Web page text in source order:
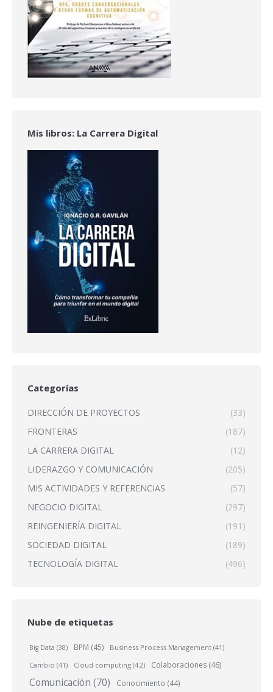
Mis libros: La Carrera Digital
Categorías
DIRECCIÓN DE PROYECTOS
(33)
FRONTERAS
(187)
LA CARRERA DIGITAL
(12)
LIDERAZGO Y COMUNICACIÓN
(205)
MIS ACTIVIDADES Y REFERENCIAS
(57)
NEGOCIO DIGITAL
(297)
REINGENIERÍA DIGITAL
(191)
SOCIEDAD DIGITAL
(189)
TECNOLOGÍA DIGITAL
(496)
Nube de etiquetas
Big Data (38) BPM (45) Business Process Management (41)
Cambio (41) Cloud computing (42) Colaboraciones (46)
Comunicación (70) Conocimiento (44)